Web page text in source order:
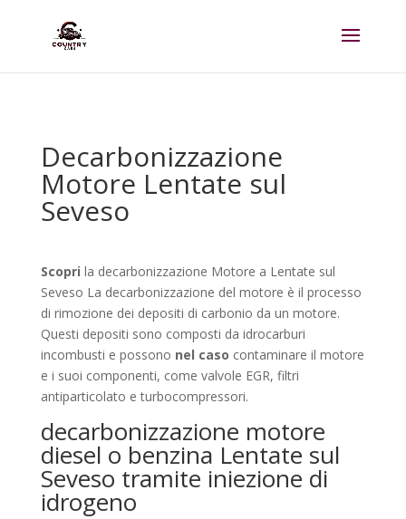
Decarbonizzazione
Motore Lentate sul
Seveso
Scopri la decarbonizzazione Motore a Lentate sul
Seveso La decarbonizzazione del motore è il processo
di rimozione dei depositi di carbonio da un motore.
Questi depositi sono composti da idrocarburi
incombusti e possono nel caso contaminare il motore
e i suoi componenti, come valvole EGR, filtri
antiparticolato e turbocompressori.
decarbonizzazione motore
diesel o benzina Lentate sul
Seveso tramite iniezione di
idrogeno